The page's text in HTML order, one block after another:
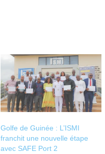
Golfe de Guinée : L’ISMI
franchit une nouvelle étape
avec SAFE Port 2